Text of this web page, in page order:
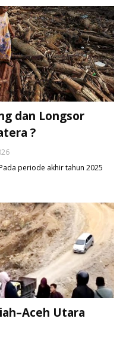
dan Longsor
?
periode akhir tahun 2025
Utara